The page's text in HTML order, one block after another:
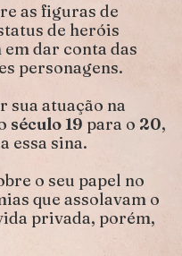
as figuras de
de heróis
dar conta das
personagens.
sua atuação na
século 19 para o 20,
essa sina.
o seu papel no
que assolavam o
privada, porém,